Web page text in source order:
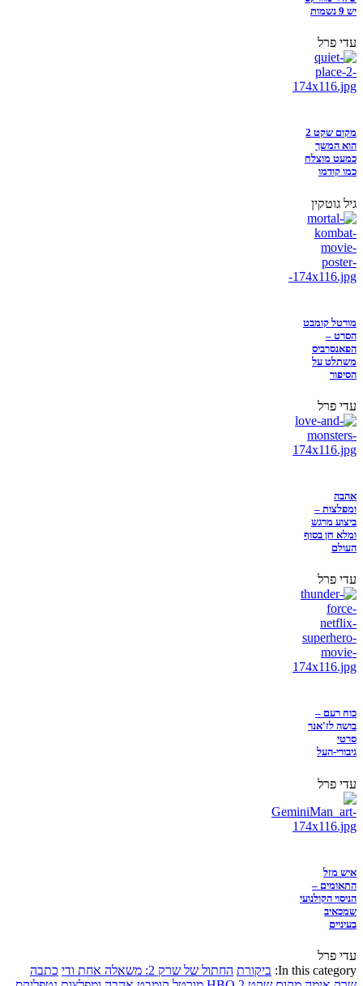
יש 9 נשמות
עדי פרל
מקום שקט 2
הוא המשך
כמעט מוצלח
כמו קודמו
גיל גוטקין
מורטל קומבט
הסרט –
הפאנסרביס
משתלט על
הסיפור
עדי פרל
אהבה
ומפלצות –
ביצוע מרגש
ומלא חן בסוף
העולם
עדי פרל
כוח רעם –
בושה לז'אנר
סרטי
גיבורי-העל
עדי פרל
איש מזל
התאומים –
הניסוי הקולנועי
שמכאיב
בעיניים
עדי פרל
In this category: ביקורת החתול של שרק 2: משאלה אחת ודי
כתבה